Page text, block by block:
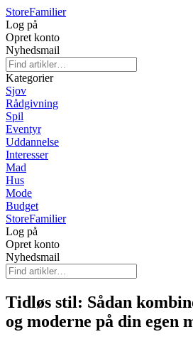
StoreFamilier
Log på
Opret konto
Nyhedsmail
Kategorier
Sjov
Rådgivning
Spil
Eventyr
Uddannelse
Interesser
Mad
Hus
Mode
Budget
StoreFamilier
Log på
Opret konto
Nyhedsmail
Tidløs stil: Sådan
og moderne på din egen